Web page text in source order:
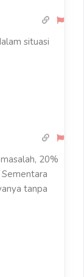
situasi
20%
tanpa